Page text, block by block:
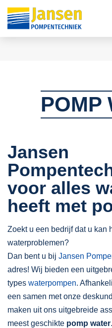
POMP
Jansen
voor alles
heeft met
Zoekt u een bedrijf dat u kan
waterproblemen?
Dan bent u bij Jansen
adres! Wij bieden een
types waterpompen.
een samen met onze
maken uit ons uitgebreide
meest geschikte pomp water.